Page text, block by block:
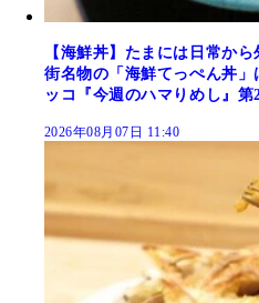
【海鮮丼】たまには日常か
街名物の「海鮮てっぺん丼
ッコ『今週のハマりめし』第
2026年08月07日 11:40